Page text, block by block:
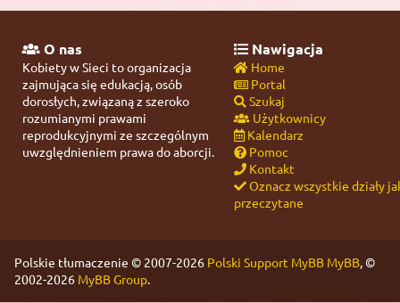
O nas
Kobiety w Sieci to organizacja
zajmująca się edukacją, osób
dorosłych, związaną z szeroko
rozumianymi prawami
reprodukcyjnymi ze szczególnym
uwzględnieniem prawa do aborcji.
Nawigacja
Home
Portal
Szukaj
Użytkownicy
Kalendarz
Pomoc
Kontakt
Oznacz wszystkie działy
przeczytane
Polskie tłumaczenie © 2007-2026 Polski Support MyBB MyBB, ©
2002-2026 MyBB Group.